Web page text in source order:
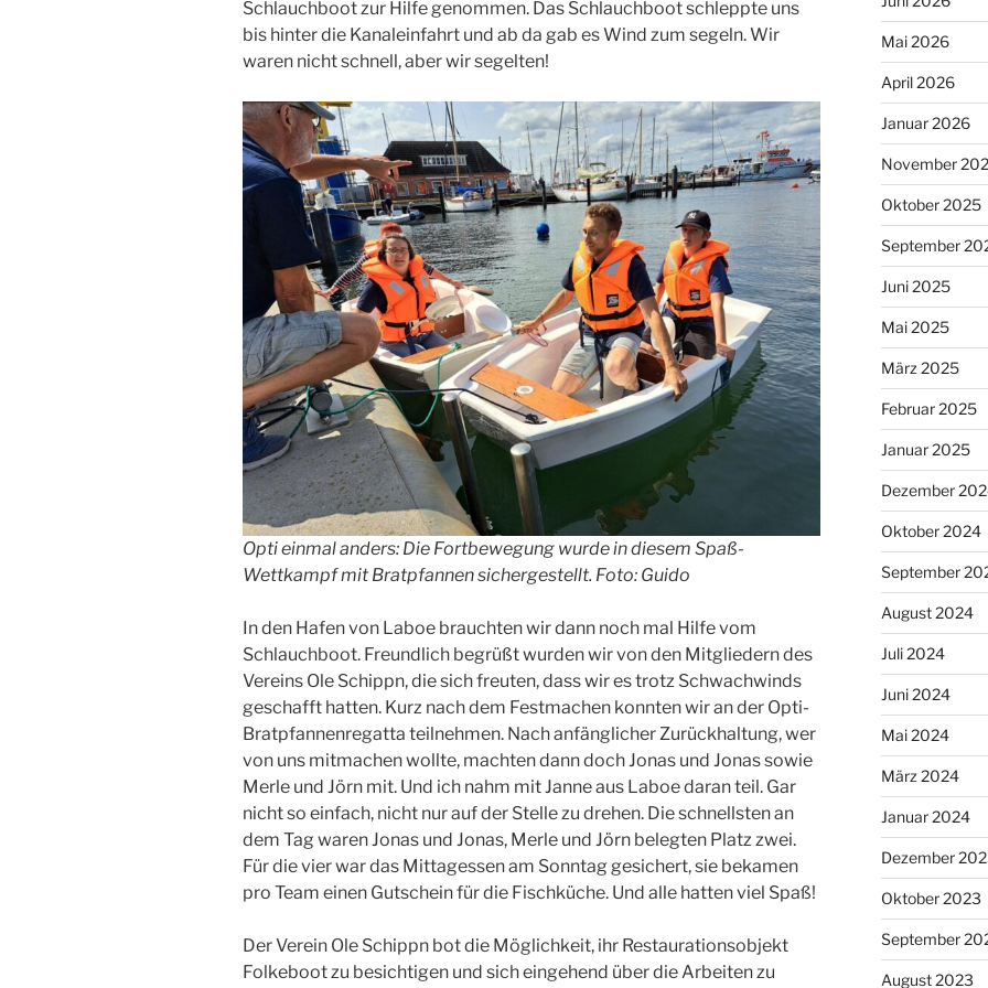
Schlauchboot zur Hilfe genommen. Das Schlauchboot schleppte uns
bis hinter die Kanaleinfahrt und ab da gab es Wind zum segeln. Wir
waren nicht schnell, aber wir segelten!
Opti einmal anders: Die Fortbewegung wurde in diesem Spaß-
Wettkampf mit Bratpfannen sichergestellt. Foto: Guido
In den Hafen von Laboe brauchten wir dann noch mal Hilfe vom
Schlauchboot. Freundlich begrüßt wurden wir von den Mitgliedern des
Vereins Ole Schippn, die sich freuten, dass wir es trotz Schwachwinds
geschafft hatten. Kurz nach dem Festmachen konnten wir an der Opti-
Bratpfannenregatta teilnehmen. Nach anfänglicher Zurückhaltung, wer
von uns mitmachen wollte, machten dann doch Jonas und Jonas sowie
Merle und Jörn mit. Und ich nahm mit Janne aus Laboe daran teil. Gar
nicht so einfach, nicht nur auf der Stelle zu drehen. Die schnellsten an
dem Tag waren Jonas und Jonas, Merle und Jörn belegten Platz zwei.
Für die vier war das Mittagessen am Sonntag gesichert, sie bekamen
pro Team einen Gutschein für die Fischküche. Und alle hatten viel Spaß!
Der Verein Ole Schippn bot die Möglichkeit, ihr Restaurationsobjekt
Folkeboot zu besichtigen und sich eingehend über die Arbeiten zu
Mai 2026
April 2026
Januar 2026
November
Oktober 2025
September
Juni 2025
Mai 2025
März 2025
Februar 2025
Januar 2025
Dezember
Oktober 2024
September
August 2024
Juli 2024
Juni 2024
Mai 2024
März 2024
Januar 2024
Dezember
Oktober 2023
September
August 2023